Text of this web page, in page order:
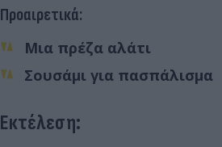
Προαιρετικά:
Μια πρέζα αλάτι
Σουσάμι για πασπάλισμα
Εκτέλεση: